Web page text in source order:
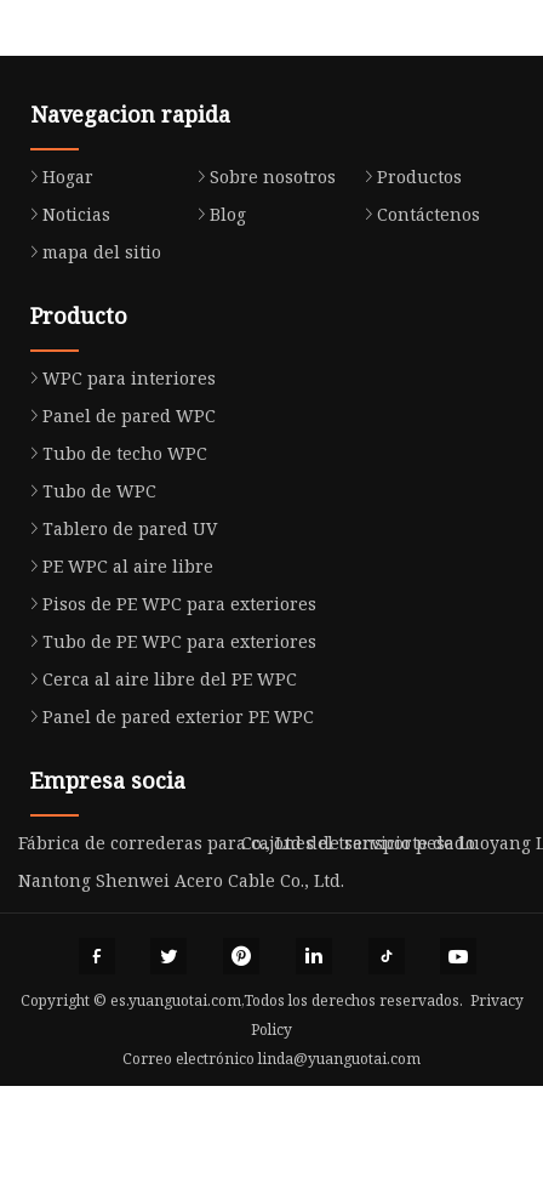
Navegacion rapida
Hogar Sobre nosotros
Productos
Noticias
Blog
Contáctenos
mapa del sitio
Producto
WPC para interiores
Panel de pared WPC
Tubo de techo WPC
Tubo de WPC
Tablero de pared UV
PE WPC al aire libre
Pisos de PE WPC para exteriores
Tubo de PE WPC para exteriores
Cerca al aire libre del PE WPC
Panel de pared exterior PE WPC
Empresa socia
Fábrica de correderas para cajones de servicio pesado
Co., Ltd del transporte de Luoyang
Nantong Shenwei Acero Cable Co., Ltd.
Copyright © es.yuanguotai.com,Todos los derechos reservados. Privacy
Policy
Correo electrónicolinda@yuanguotai.com